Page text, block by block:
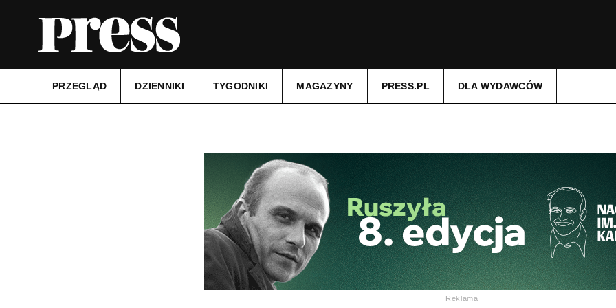
PRZEGLĄD DZIENNIKI TYGODNIKI MAGAZYNY PRESS.PL DLA WYDAWCÓW
Reklama